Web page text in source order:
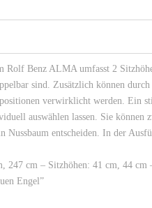
Rolf Benz ALMA umfasst 2
sind. Zusätzlich können
verwirklicht werden. Ein
auswählen lassen. Sie
Nussbaum entscheiden. In der
247 cm – Sitzhöhen: 41 cm, 44 cm
Engel”